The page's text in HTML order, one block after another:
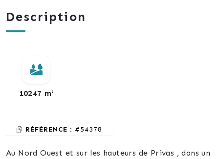
Description
10247 m²
RÉFÉRENCE : #54378
Au Nord Ouest et sur les hauteurs de Privas , dans un